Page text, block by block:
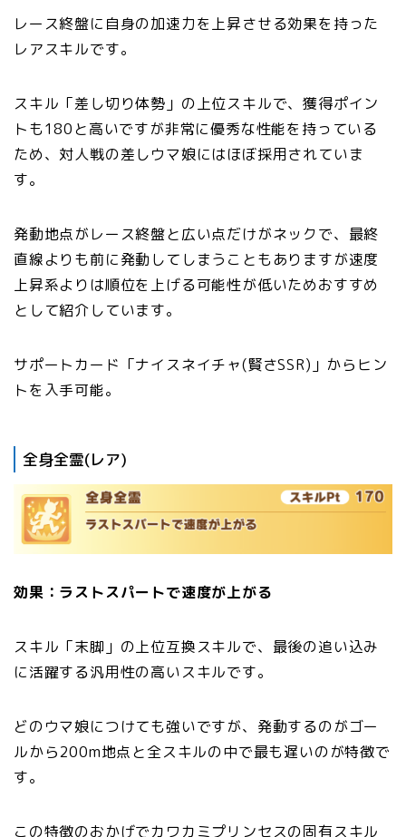
レース終盤に自身の加速力を上昇させる効果を持った
レアスキルです。
スキル「差し切り体勢」の上位スキルで、獲得ポイン
トも180と高いですが非常に優秀な性能を持っている
ため、対人戦の差しウマ娘にはほぼ採用されていま
す。
発動地点がレース終盤と広い点だけがネックで、最終
直線よりも前に発動してしまうこともありますが速度
上昇系よりは順位を上げる可能性が低いためおすすめ
として紹介しています。
サポートカード「ナイスネイチャ(賢さSSR)」からヒン
トを入手可能。
全身全霊(レア)
効果：ラストスパートで速度が上がる
スキル「末脚」の上位互換スキルで、最後の追い込み
に活躍する汎用性の高いスキルです。
どのウマ娘につけても強いですが、発動するのがゴー
ルから200m地点と全スキルの中で最も遅いのが特徴で
す。
この特徴のおかげでカワカミプリンセスの固有スキル